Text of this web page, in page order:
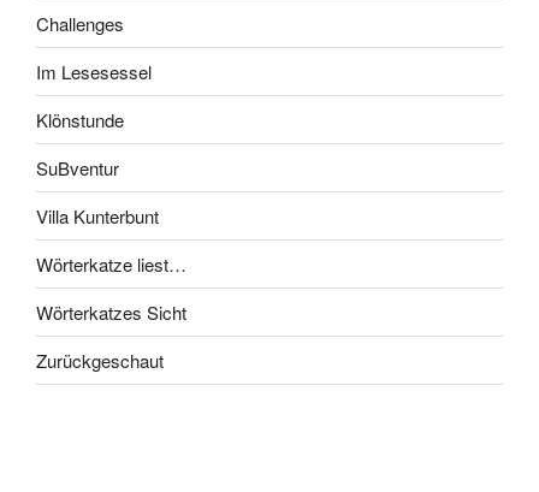
Challenges
Im Lesesessel
Klönstunde
SuBventur
Villa Kunterbunt
Wörterkatze liest…
Wörterkatzes Sicht
Zurückgeschaut